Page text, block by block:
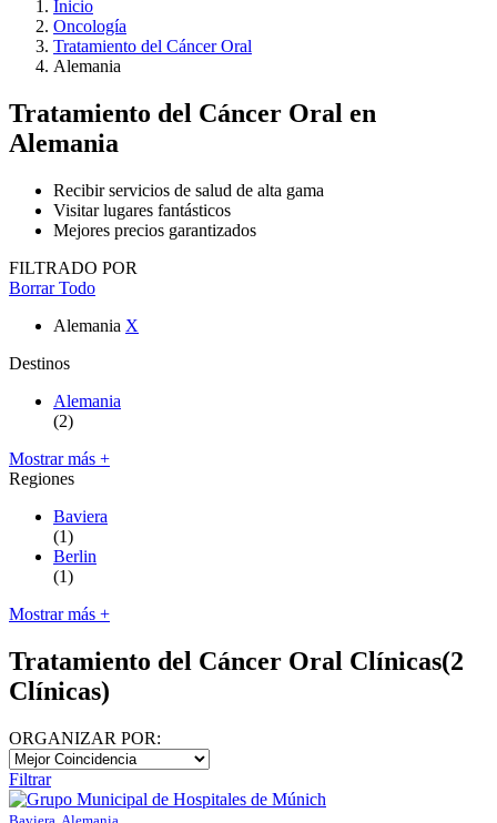
Inicio
Oncología
Tratamiento del Cáncer Oral
Alemania
Tratamiento del Cáncer Oral en
Alemania
Recibir servicios de salud de alta gama
Visitar lugares fantásticos
Mejores precios garantizados
FILTRADO POR
Borrar Todo
Alemania X
Destinos
Alemania
(2)
Mostrar más +
Regiones
Baviera
(1)
Berlin
(1)
Mostrar más +
Tratamiento del Cáncer Oral Clínicas(2
Clínicas)
ORGANIZAR POR:
Filtrar